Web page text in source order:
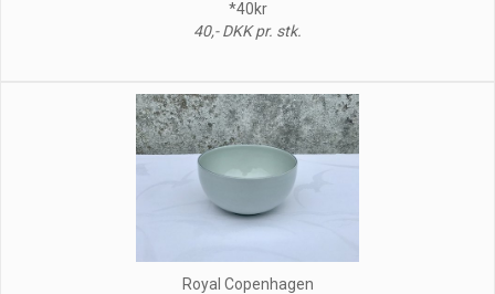
*40kr
40,- DKK pr. stk.
Royal Copenhagen